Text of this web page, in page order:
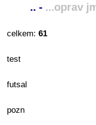
.. - ...oprav
celkem: 61
test
futsal
pozn